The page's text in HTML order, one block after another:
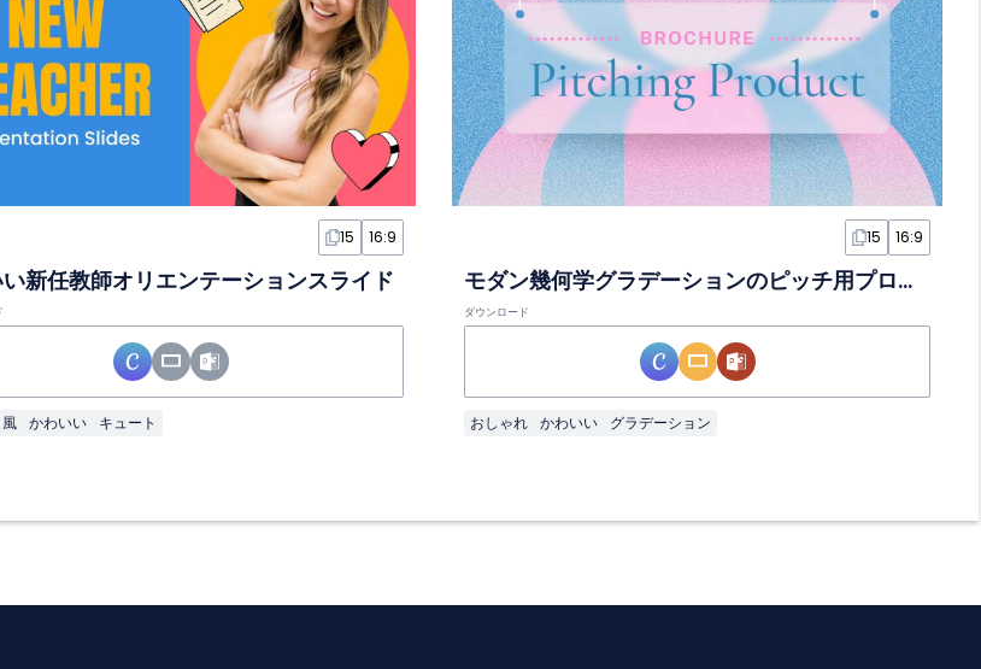
15 16:9
新任教師オリエンテーションスライド
かわいい キュート
15 16:9
モダン幾何学グラデーションのピッチ用プロダクトブロシュアスライド
ダウンロード
おしゃれ かわいい グラデーション